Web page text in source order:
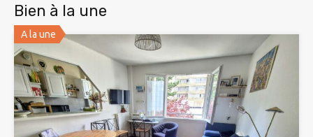
Bien à la une
A la une